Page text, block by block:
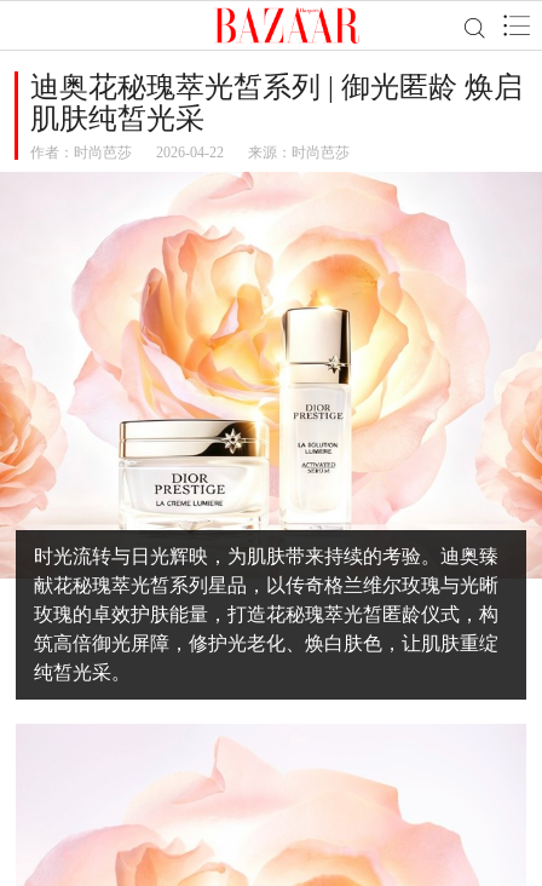
迪奥花秘瑰萃光皙系列 | 御光匿龄 焕启
肌肤纯皙光采
作者： 时尚芭莎 2026-04-22 来源：时尚芭莎
时光流转与日光辉映，为肌肤带来持续的考验。迪奥臻
献花秘瑰萃光皙系列星品，以传奇格兰维尔玫瑰与光晰
玫瑰的卓效护肤能量，打造花秘瑰萃光皙匿龄仪式，构
筑高倍御光屏障，修护光老化、焕白肤色，让肌肤重绽
纯皙光采。